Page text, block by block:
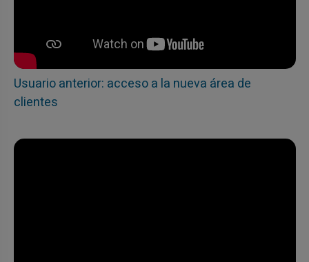
Usuario anterior: acceso a la nueva área de
clientes